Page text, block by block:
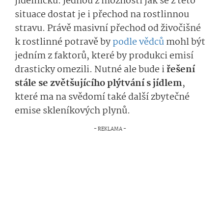
situace dostat je i přechod na rostlinnou
stravu. Právě masivní přechod od živočišné
k rostlinné potravě bypodle vědcůmohl být
jedním z faktorů, které by produkci emisí
drasticky omezili. Nutné ale bude iřešení
stále se zvětšujícího plýtvání s jídlem,
které ma na svědomí také další zbytečné
emise skleníkových plynů.